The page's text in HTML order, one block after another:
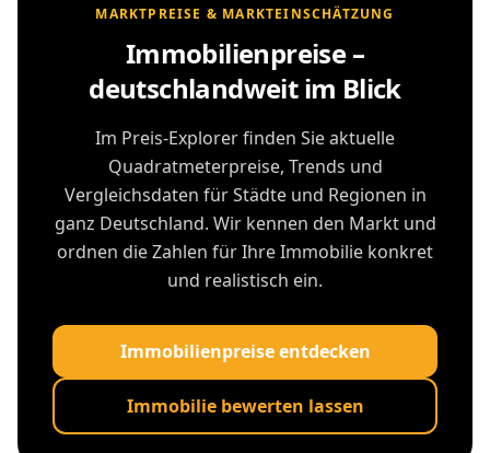
MARKTPREISE & MARKTEINSCHÄTZUNG
Immobilienpreise –
deutschlandweit im Blick
Im Preis-Explorer finden Sie aktuelle
Quadratmeterpreise, Trends und
Vergleichsdaten für Städte und Regionen in
ganz Deutschland. Wir kennen den Markt und
ordnen die Zahlen für Ihre Immobilie konkret
und realistisch ein.
Immobilienpreise entdecken
Immobilie bewerten lassen